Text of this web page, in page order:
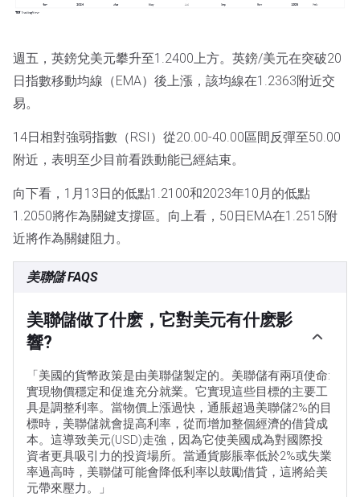
週五，英鎊兌美元攀升至1.2400上方。英鎊/美元在突破20
日指數移動均線（EMA）後上漲，該均線在1.2363附近交
易。
14日相對強弱指數（RSI）從20.00-40.00區間反彈至50.00
附近，表明至少目前看跌動能已經結束。
向下看，1月13日的低點1.2100和2023年10月的低點
1.2050將作為關鍵支撐區。向上看，50日EMA在1.2515附
近將作為關鍵阻力。
美聯儲 FAQS
美聯儲做了什麽，它對美元有什麽影
響?
「美國的貨幣政策是由美聯儲製定的。美聯儲有兩項使命:
實現物價穩定和促進充分就業。它實現這些目標的主要工
具是調整利率。當物價上漲過快，通脹超過美聯儲2%的目
標時，美聯儲就會提高利率，從而增加整個經濟的借貸成
本。這導致美元(USD)走強，因為它使美國成為對國際投
資者更具吸引力的投資場所。當通貨膨脹率低於2%或失業
率過高時，美聯儲可能會降低利率以鼓勵借貸，這將給美
元帶來壓力。」